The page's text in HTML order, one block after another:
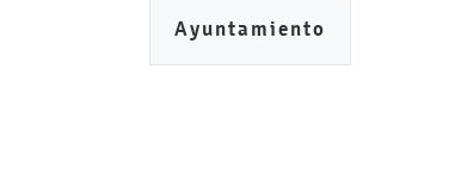
Ayuntamiento